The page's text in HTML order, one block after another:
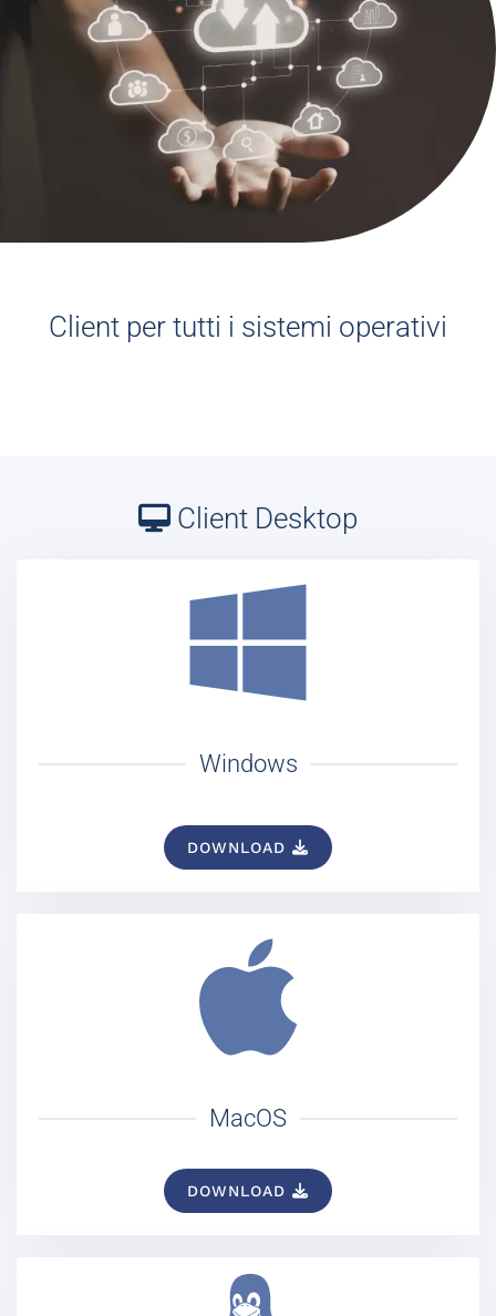
Client per tutti i sistemi operativi
Client Desktop
Windows
DOWNLOAD
MacOS
DOWNLOAD